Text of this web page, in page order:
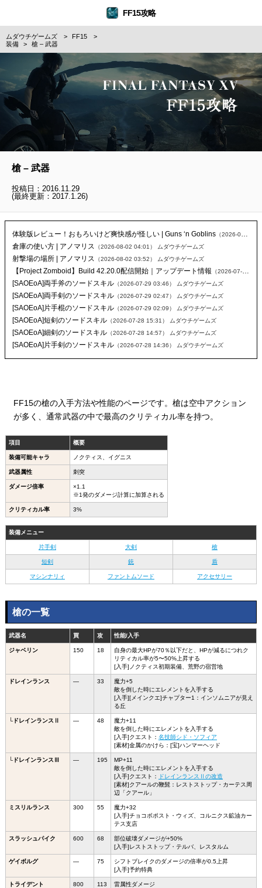
FF15攻略
ムダウチゲームズ
FF15
装備
槍 – 武器
槍 – 武器
投稿日：2016.11.29
(最終更新：2017.1.26)
体験版レビュー！おもろいけど爽快感が怪しい | Guns ‘n Goblins （2026-08-04 02:26）
倉庫の使い方 | アノマリス （2026-08-02 04:01） ムダウチゲームズ
射撃場の場所 | アノマリス （2026-08-02 03:52） ムダウチゲームズ
【Project Zomboid】Build 42.20.0配信開始｜アップデート情報 （2026-07-29 23:28）
[SAOEoA]両手斧のソードスキル （2026-07-29 03:46） ムダウチゲームズ
[SAOEoA]両手剣のソードスキル （2026-07-29 02:47） ムダウチゲームズ
[SAOEoA]片手棍のソードスキル （2026-07-29 02:09） ムダウチゲームズ
[SAOEoA]短剣のソードスキル （2026-07-28 15:31） ムダウチゲームズ
[SAOEoA]細剣のソードスキル （2026-07-28 14:57） ムダウチゲームズ
[SAOEoA]片手剣のソードスキル （2026-07-28 14:36） ムダウチゲームズ
FF15の槍の入手方法や性能のページです。槍は空中アクション
が多く、通常武器の中で最高のクリティカル率を持つ。
項目 概要
装備可能キャラ ノクティス、イグニス
武器属性 刺突
ダメージ倍率
×1.1
※1発のダメージ計算に加算される
クリティカル率 3%
装備メニュー
片手剣 大剣 槍
短剣 銃 盾
マシンナリィ ファントムソード アクセサリー
槍の一覧
武器名 買 攻 性能/入手
ジャベリン 150 18
自身の最大HPが70％以下だと、HPが減るにつれク
リティカル率が5〜50%上昇する
[入手]ノクティス初期装備、荒野の宿営地
ドレインランス ― 33
魔力+5
敵を倒した時にエレメントを入手する
[入手][メインクエ]チャプター1：インソムニアが見え
る丘
└ドレインランスⅡ ― 48
魔力+11
敵を倒した時にエレメントを入手する
[入手]クエスト： 名技師シド・ソフィア
[素材]金属のかけら：[宝]ハンマーヘッド
└ドレインランスⅢ ― 195
MP+11
敵を倒した時にエレメントを入手する
[入手]クエスト：
ドレインランスⅡの改造
[素材]クアールの鞭髭：レストストップ・カーテス周
辺「クアール」
ミスリルランス 300 55
魔力+32
[入手]チョコボポスト・ウィズ、コルニクス鉱油カー
テス支店
スラッシュパイク 600 68
部位破壊ダメージが+50%
[入手]レストストップ・テルバ、レスタルム
ゲイボルグ ― 75
シフトブレイクのダメージの倍率が0.5上昇
[入手]予約特典
トライデント 800 113
雷属性ダメージ